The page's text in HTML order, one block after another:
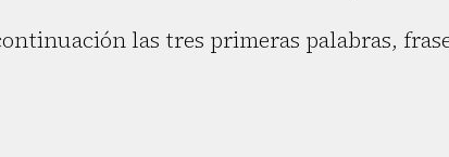
las tres primeras palabras,